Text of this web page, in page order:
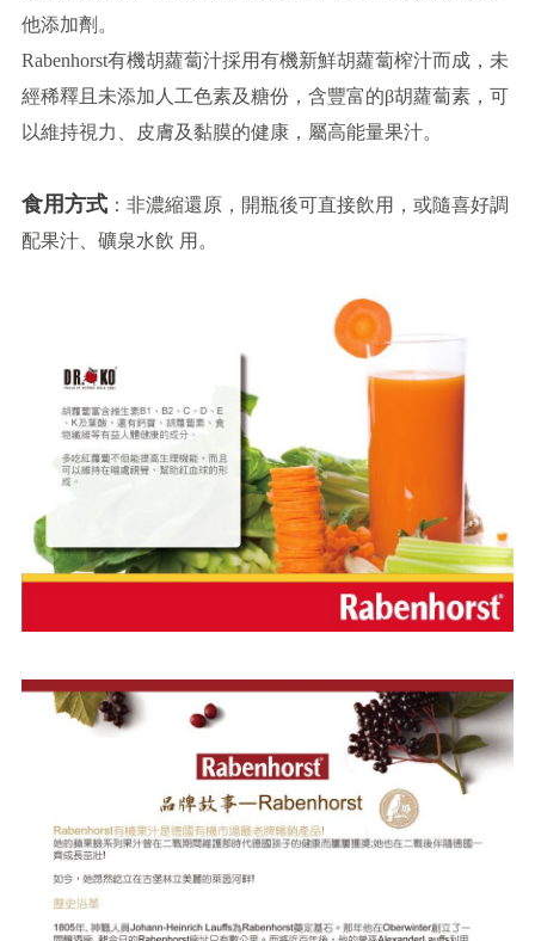
他添加劑。
Rabenhorst有機胡蘿蔔汁採用有機新鮮胡蘿蔔榨汁而成，未
經稀釋且未添加人工色素及糖份，含豐富的β胡蘿蔔素，可
以維持視力、皮膚及黏膜的健康，屬高能量果汁。
食用方式：非濃縮還原，開瓶後可直接飲用，或隨喜好調
配果汁、礦泉水飲 用。